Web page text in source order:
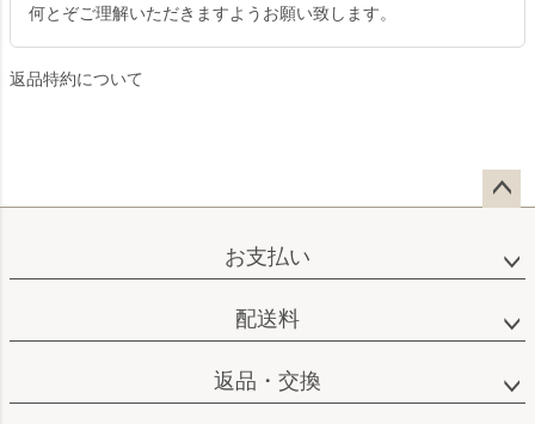
何とぞご理解いただきますようお願い致します。
返品特約について
ップ
お支払い
配送料
返品・交換